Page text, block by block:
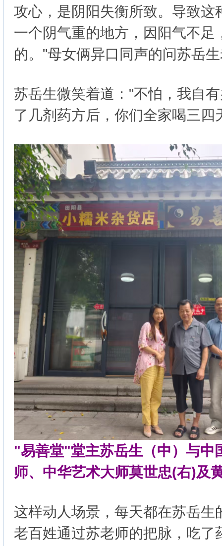
攻心，是阴阳失衡所致。导致这
一个阴气重的地方，因阳气不足
的。"母女俩异口同声的问苏岳
苏岳生微笑着道："不怕，我自
了几剂药方后，你们全家喝三四
"易善堂"堂主苏岳生（中）与中
师、中华艺术大师莫世忠(右)及
这样动人场景，每天都在苏岳生
老百姓通过苏老师的把脉，吃了